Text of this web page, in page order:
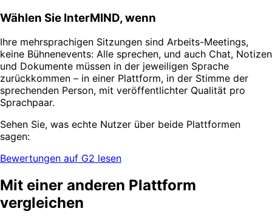
Wählen Sie InterMIND, wenn
Ihre mehrsprachigen Sitzungen sind Arbeits-Meetings,
keine Bühnenevents: Alle sprechen, und auch Chat, Notizen
und Dokumente müssen in der jeweiligen Sprache
zurückkommen – in einer Plattform, in der Stimme der
sprechenden Person, mit veröffentlichter Qualität pro
Sprachpaar.
Sehen Sie, was echte Nutzer über beide Plattformen
sagen:
Bewertungen auf G2 lesen
Mit einer anderen Plattform
vergleichen